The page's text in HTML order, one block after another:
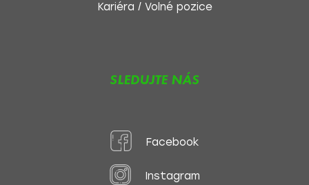
Kariéra / Volné pozice
SLEDUJTE NÁS
Facebook
Instagram